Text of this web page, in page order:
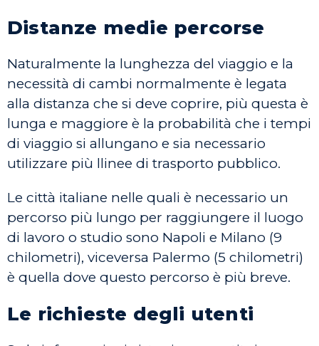
Distanze medie percorse
Naturalmente la lunghezza del viaggio e la
necessità di cambi normalmente è legata
alla distanza che si deve coprire, più questa è
lunga e maggiore è la probabilità che i tempi
di viaggio si allungano e sia necessario
utilizzare più llinee di trasporto pubblico.
Le città italiane nelle quali è necessario un
percorso più lungo per raggiungere il luogo
di lavoro o studio sono Napoli e Milano (9
chilometri), viceversa Palermo (5 chilometri)
è quella dove questo percorso è più breve.
Le richieste degli utenti